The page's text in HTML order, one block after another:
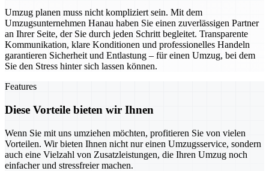
Umzug planen muss nicht kompliziert sein. Mit dem
Umzugsunternehmen Hanau haben Sie einen zuverlässigen Partner
an Ihrer Seite, der Sie durch jeden Schritt begleitet. Transparente
Kommunikation, klare Konditionen und professionelles Handeln
garantieren Sicherheit und Entlastung – für einen Umzug, bei dem
Sie den Stress hinter sich lassen können.
Features
Diese Vorteile bieten wir Ihnen
Wenn Sie mit uns umziehen möchten, profitieren Sie von vielen
Vorteilen. Wir bieten Ihnen nicht nur einen Umzugsservice, sondern
auch eine Vielzahl von Zusatzleistungen, die Ihren Umzug noch
einfacher und stressfreier machen.